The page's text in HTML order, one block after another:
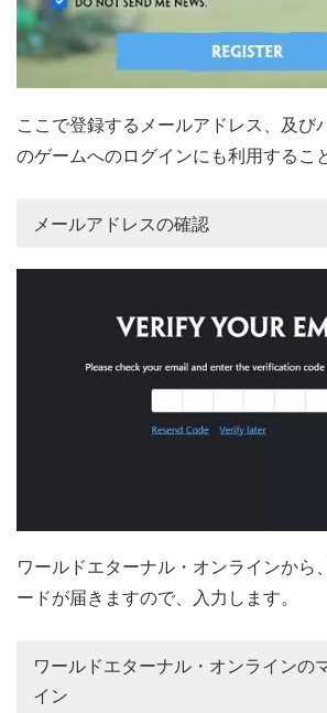
ここで登録するメールアドレス、及び
のゲームへのログインにも利用するこ
メールアドレスの確認
ワールドエターナル・オンラインから
ードが届きますので、入力します。
ワールドエターナル・オンラインの
イン